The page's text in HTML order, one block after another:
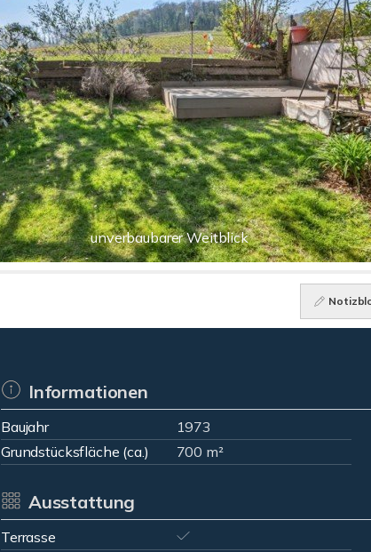
unverbaubarer Weitblick
Informationen
Baujahr 1973
Grundstücksfläche (ca.)
700 m²
Ausstattung
Terrasse